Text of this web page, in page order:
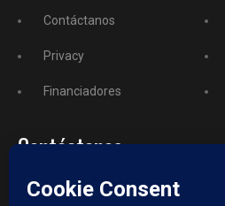
Contáctanos
Privacy
Financiadores
Contáctanos
Teléfono+52 729 243 3743